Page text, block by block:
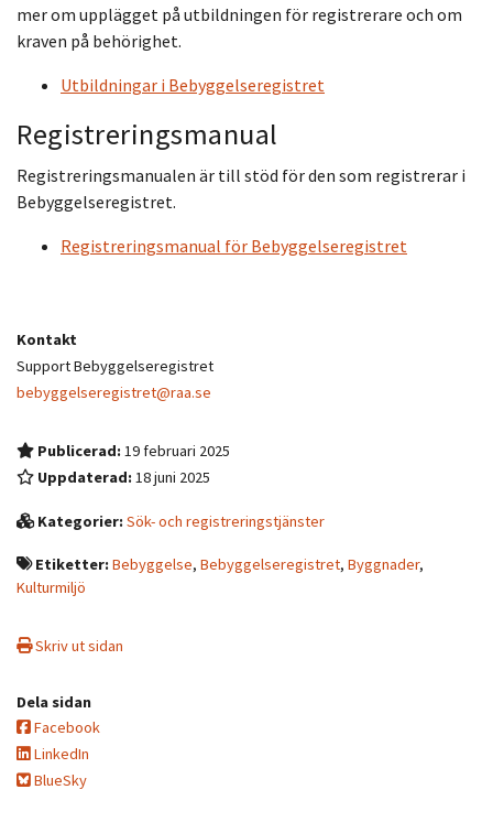
mer om upplägget på utbildningen för registrerare och om
kraven på behörighet.
Utbildningar i Bebyggelseregistret
Registreringsmanual
Registreringsmanualen är till stöd för den som registrerar i
Bebyggelseregistret.
Registreringsmanual för Bebyggelseregistret
Kontakt
Support Bebyggelseregistret
bebyggelseregistret@raa.se
Publicerad:19 februari 2025
Uppdaterad:18 juni 2025
Kategorier:Sök- och registreringstjänster
Etiketter:Bebyggelse, Bebyggelseregistret, Byggnader,
Kulturmiljö
Skriv ut sidan
Dela sidan
Facebook
LinkedIn
BlueSky